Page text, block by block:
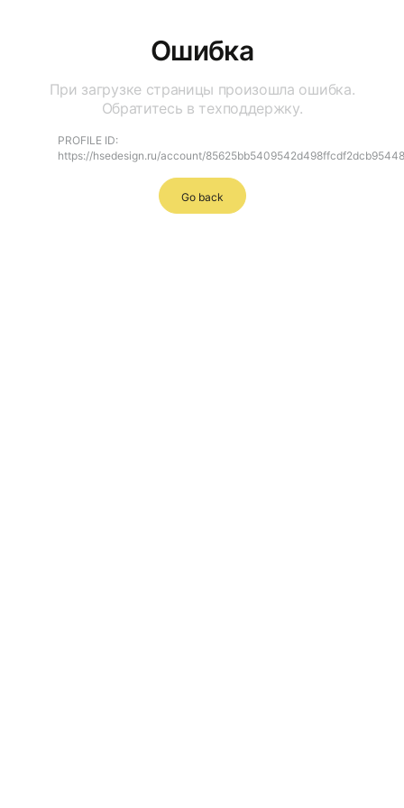
Ошибка
При загрузке страницы произошла ошибка.
Обратитесь в техподдержку.
PROFILE ID:
https://hsedesign.ru/account/85625bb5409542d498ffcdf2dcb95448
Go back